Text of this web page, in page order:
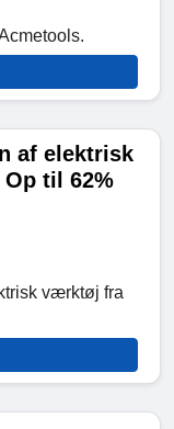
af elektrisk
til 62%
værktøj fra